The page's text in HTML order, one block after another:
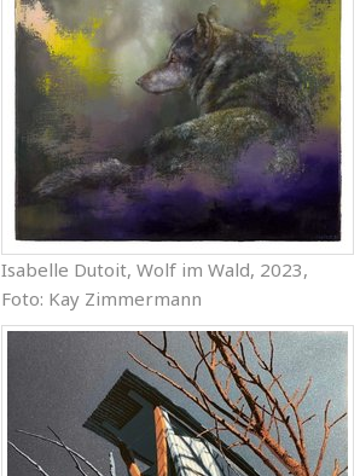
Isabelle Dutoit, Wolf im Wald, 2023,
Foto: Kay Zimmermann